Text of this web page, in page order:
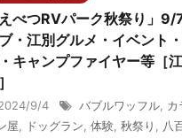
えべつRVパーク秋祭り」9/
・江別グルメ・イベント
キャンプファイヤー等［
9/4 バブルワッフル, カ
屋, ドッグラン, 体験, 秋祭り , 八